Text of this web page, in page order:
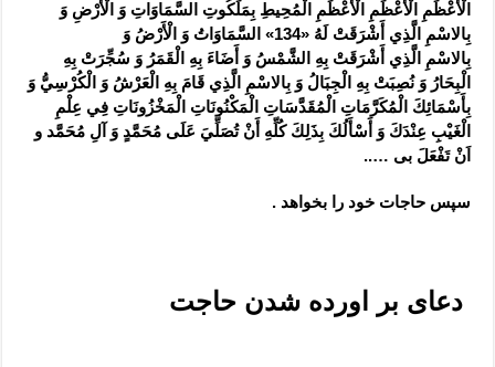
الْأَعْظَمِ الْأَعْظَمِ الْأَعْظَمِ الْمُحِيطِ بِمَلَكُوتِ السَّمَاوَاتِ وَ الْأَرْضِ وَ
بِالاسْمِ الَّذِي أَشْرَقَتْ لَهُ‏ «134» السَّمَاوَاتُ وَ الْأَرْضُ وَ
بِالاسْمِ الَّذِي أَشْرَقَتْ بِهِ الشَّمْسُ وَ أَضَاءَبِهِ الْقَمَرُ وَ سُجِّرَتْ بِهِ
الْبِحَارُ وَ نُصِبَتْ بِهِ الْجِبَالُ وَ بِالاسْمِ الَّذِي قَامَ بِهِ الْعَرْشُ وَ الْكُرْسِيُّ وَ
بِأَسْمَائِكَ الْمُكَرَّمَاتِ الْمُقَدَّسَاتِ الْمَكْنُونَاتِ‏ الْمَخْزُونَاتِ فِي عِلْمِ
الْغَيْبِ عِنْدَكَ وَ أَسْأَلُكَ بِذَلِكَ كُلِّهِ أَنْ تُصَلِّيَ عَلَى مُحَمَّدٍ وَ آلِ مُحَمَّد و
اَنْ تَفْعَلَ بی …..
سپس حاجات خود را بخواهد .
دعای بر اورده شدن حاجت